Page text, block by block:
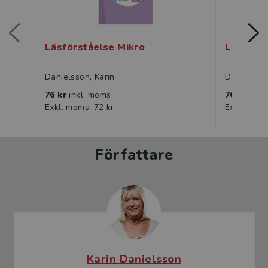
Läsförståelse Mikro
Danielsson, Karin
76 kr inkl. moms
Exkl. moms: 72 kr
76 kr
Exkl.
Författare
Karin Danielsson